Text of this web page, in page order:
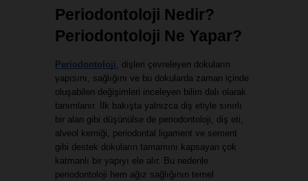
Periodontoloji Nedir?
Periodontoloji Ne Yapar?
Periodontoloji, dişleri çevreleyen dokuların
yapısını, sağlığını ve bu dokularda zaman içinde
oluşabilen değişimleri inceleyen bilim dalı olarak
tanımlanır. İlk bakışta yalnızca diş etiyle sınırlı
bir alan gibi düşünülse de periodontoloji, diş eti,
alveol kemiği, periodontal ligament ve sement
gibi destek dokuların tamamını kapsayan çok
katmanlı bir yapıyı ele alır. Bu nedenle
periodontoloji hem ağız sağlığının temel